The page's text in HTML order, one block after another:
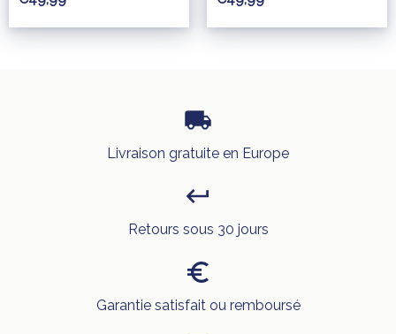
Livraison gratuite en Europe
Retours sous 30 jours
Garantie satisfait ou remboursé